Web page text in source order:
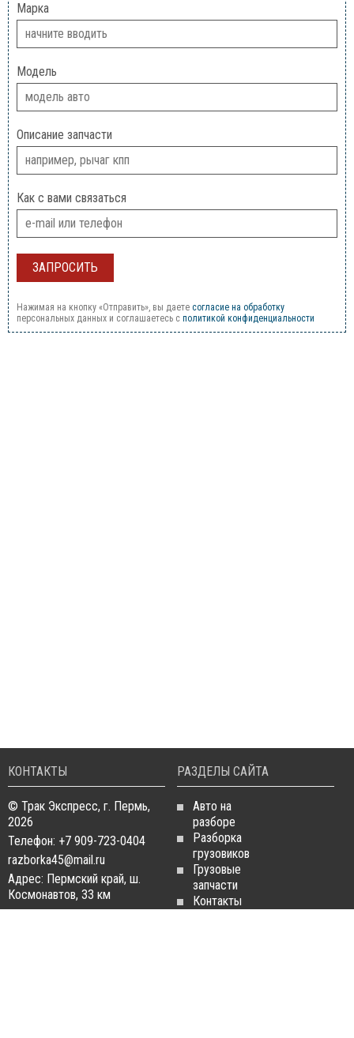
Марка
Модель
Описание запчасти
Как с вами связаться
Нажимая на кнопку «Отправить», вы даете согласие на обработку
персональных данных и соглашаетесь c политикой конфиденциальности
КОНТАКТЫ
© Трак Экспресс, г. Пермь,
2026
Телефон: +7 909-723-0404
razborka45@mail.ru
Адрес: Пермский край, ш.
Космонавтов, 33 км
РАЗДЕЛЫ САЙТА
Авто на
разборе
Разборка
грузовиков
Грузовые
запчасти
Контакты